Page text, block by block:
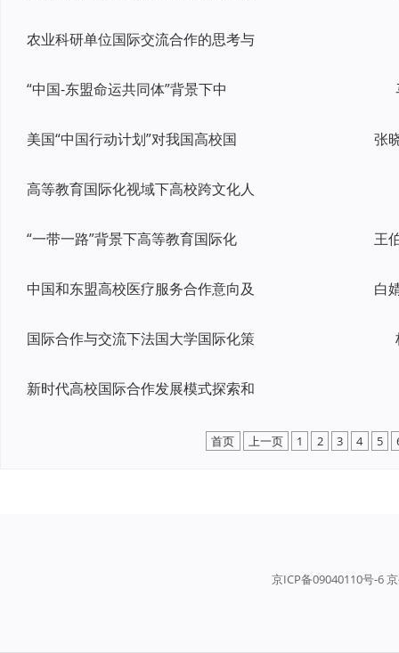
农业科研单位国际交流合作的思考与
“中国-东盟命运共同体”背景下中
美国“中国行动计划”对我国高校国
高等教育国际化视域下高校跨文化人
“一带一路”背景下高等教育国际化
中国和东盟高校医疗服务合作意向及
国际合作与交流下法国大学国际化策
新时代高校国际合作发展模式探索和
首页 上一页 1 2 3 4 5
京ICP备09040110号-6